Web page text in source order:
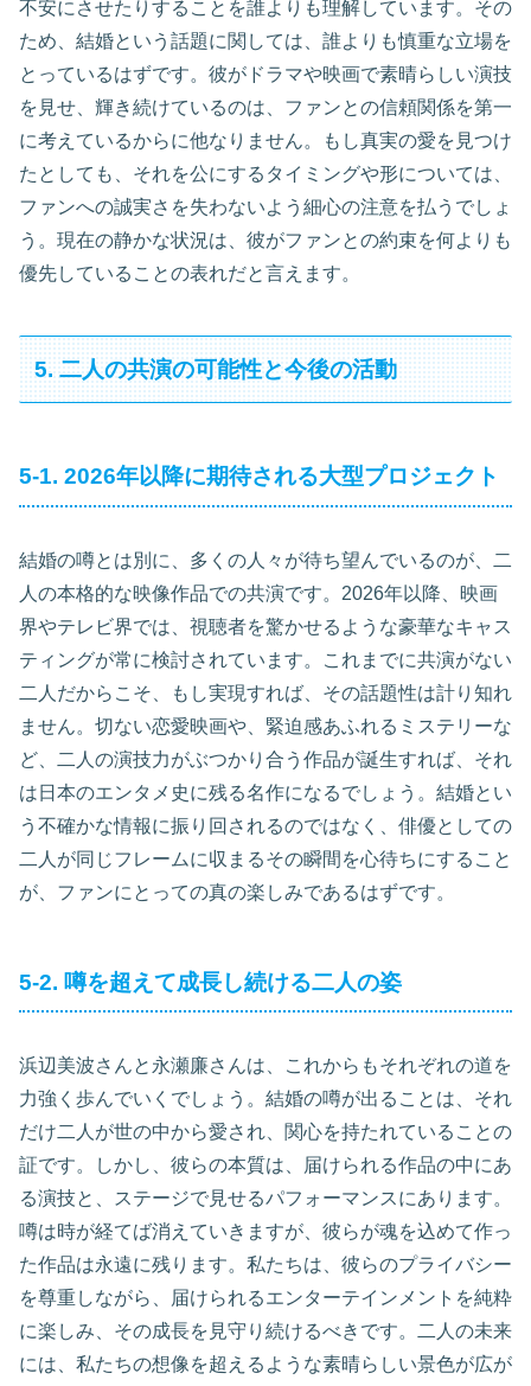
不安にさせたりすることを誰よりも理解しています。その
ため、結婚という話題に関しては、誰よりも慎重な立場を
とっているはずです。彼がドラマや映画で素晴らしい演技
を見せ、輝き続けているのは、ファンとの信頼関係を第一
に考えているからに他なりません。もし真実の愛を見つけ
たとしても、それを公にするタイミングや形については、
ファンへの誠実さを失わないよう細心の注意を払うでしょ
う。現在の静かな状況は、彼がファンとの約束を何よりも
優先していることの表れだと言えます。
5. 二人の共演の可能性と今後の活動
5-1. 2026年以降に期待される大型プロジェクト
結婚の噂とは別に、多くの人々が待ち望んでいるのが、二
人の本格的な映像作品での共演です。2026年以降、映画
界やテレビ界では、視聴者を驚かせるような豪華なキャス
ティングが常に検討されています。これまでに共演がない
二人だからこそ、もし実現すれば、その話題性は計り知れ
ません。切ない恋愛映画や、緊迫感あふれるミステリーな
ど、二人の演技力がぶつかり合う作品が誕生すれば、それ
は日本のエンタメ史に残る名作になるでしょう。結婚とい
う不確かな情報に振り回されるのではなく、俳優としての
二人が同じフレームに収まるその瞬間を心待ちにすること
が、ファンにとっての真の楽しみであるはずです。
5-2. 噂を超えて成長し続ける二人の姿
浜辺美波さんと永瀬廉さんは、これからもそれぞれの道を
力強く歩んでいくでしょう。結婚の噂が出ることは、それ
だけ二人が世の中から愛され、関心を持たれていることの
証です。しかし、彼らの本質は、届けられる作品の中にあ
る演技と、ステージで見せるパフォーマンスにあります。
噂は時が経てば消えていきますが、彼らが魂を込めて作っ
た作品は永遠に残ります。私たちは、彼らのプライバシー
を尊重しながら、届けられるエンターテインメントを純粋
に楽しみ、その成長を見守り続けるべきです。二人の未来
には、私たちの想像を超えるような素晴らしい景色が広が